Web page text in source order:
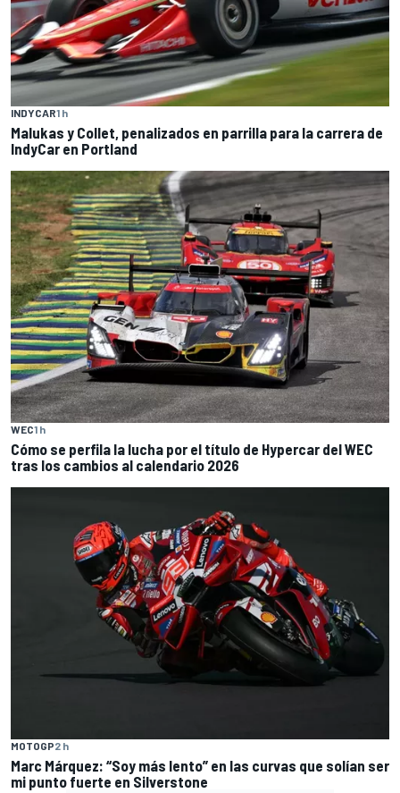
INDYCAR1 h
Malukas y Collet, penalizados en parrilla para la carrera de
IndyCar en Portland
WEC1 h
Cómo se perfila la lucha por el título de Hypercar del WEC
tras los cambios al calendario 2026
MOTOGP2 h
Marc Márquez: “Soy más lento” en las curvas que solían ser
mi punto fuerte en Silverstone